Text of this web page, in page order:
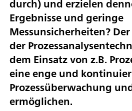
durch) und erzielen
Ergebnisse und geringe
Messunsicherheiten?
der
dem Einsatz von z.B.
eine enge und
Prozessüberwachung
ermöglichen.